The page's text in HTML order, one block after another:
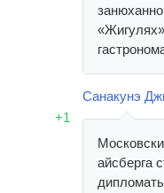
+1
Санакунэ
айсберга